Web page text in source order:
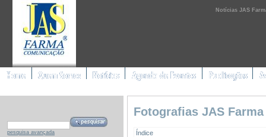
Notícias JAS
pesquisa avançada
Fotografias JAS
Índice